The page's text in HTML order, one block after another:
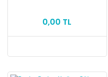
0,00 TL